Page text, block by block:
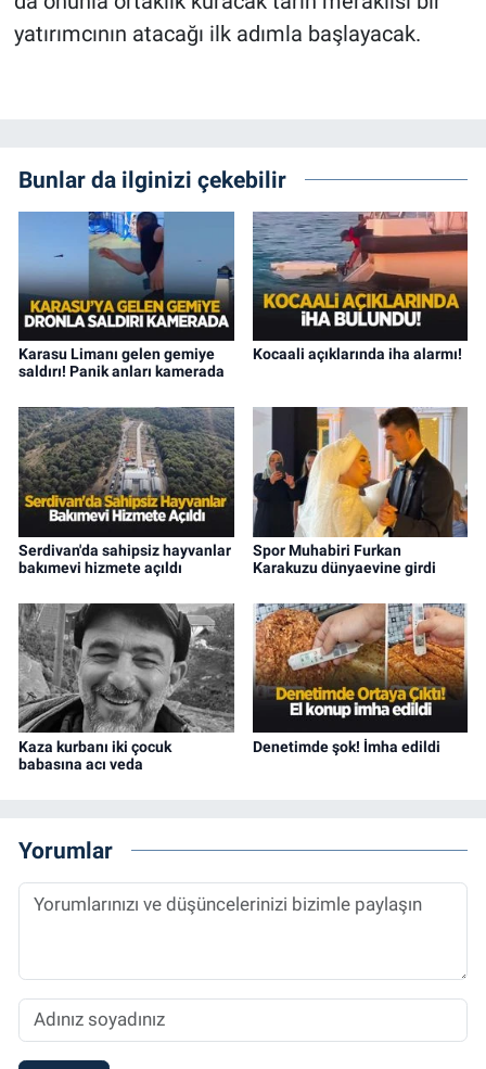
yatırımcının atacağı ilk adımla başlayacak.
Bunlar da ilginizi çekebilir
Karasu Limanı gelen gemiye
saldırı! Panik anları kamerada
Kocaali açıklarında iha alarmı!
Serdivan'da sahipsiz hayvanlar
bakımevi hizmete açıldı
Spor Muhabiri Furkan
Karakuzu dünyaevine girdi
Kaza kurbanı iki çocuk
babasına acı veda
Denetimde şok! İmha edildi
Yorumlar